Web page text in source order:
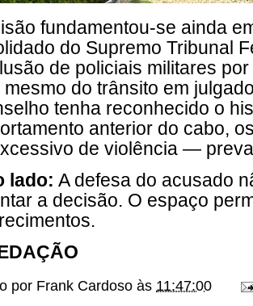
fundamentou-se ainda
do Supremo Tribunal
de policiais militares
mesmo do trânsito em
tenha reconhecido o
anterior do cabo,
de violência —
lado: A defesa do acusado
a decisão. O espaço
por Frank Cardoso às 11:47:00